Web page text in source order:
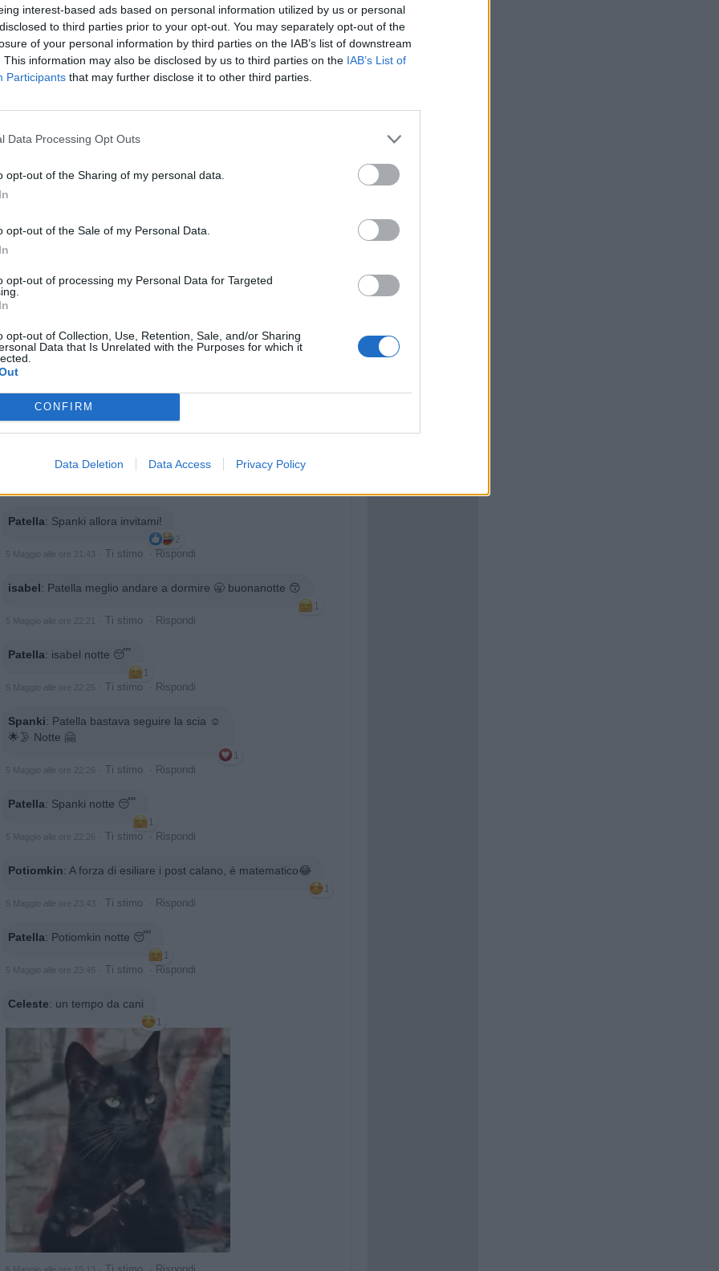
interest-based ads based on personal information utilized by us or personal
to third parties prior to your opt-out. You may separately opt-out of the
of your personal information by third parties on the IAB’s list of downstream
This information may also be disclosed by us to third parties on the IAB’s List of
Participants that may further disclose it to other third parties.
Data Processing Opt Outs
opt-out of the Sharing of my personal data.
opt-out of the Sale of my Personal Data.
opt-out of processing my Personal Data for Targeted
opt-out of Collection, Use, Retention, Sale, and/or Sharing
Data that Is Unrelated with the Purposes for which it
CONFIRM
Data Deletion Data Access Privacy Policy
Patella:PePpE68 sera 🍷
2
5 Maggio alle ore 20:44·Ti stimo·Rispondi
bikerfra:Patella .....
5 Maggio alle ore 21:08·Ti stimo·Rispondi
Patella
5 Maggio alle ore 21:32·Ti stimo·Rispondi
Patella: Spanki allora invitami!
2
5 Maggio alle ore 21:43 Ti stimo Rispondi
isabel: Patella meglio andare a dormire 🥱 buonanotte 😙
1
5 Maggio alle ore 22:21 Ti stimo Rispondi
Patella: isabel notte 😴
1
5 Maggio alle ore 22:25 Ti stimo Rispondi
Spanki: Patella bastava seguire la scia ☺️
🌟🌛 Notte 🤗
1
5 Maggio alle ore 22:26 Ti stimo Rispondi
Patella: Spanki notte 😴
1
5 Maggio alle ore 22:26 Ti stimo Rispondi
Potiomkin: A forza di esiliare i post calano, è matematico😂
1
5 Maggio alle ore 23:43 Ti stimo Rispondi
Patella: Potiomkin notte 😴
1
5 Maggio alle ore 23:45 Ti stimo Rispondi
Celeste: un tempo da cani
1